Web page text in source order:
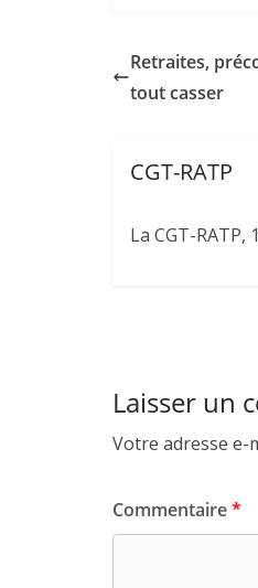
Retraites,
tout casser
CGT-RATP
La CGT-
Laisser un
Votre adresse e-
Commentaire*